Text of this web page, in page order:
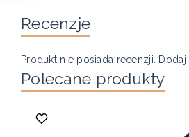
Recenzje
Produkt nie posiada recenzji.
Polecane produkty